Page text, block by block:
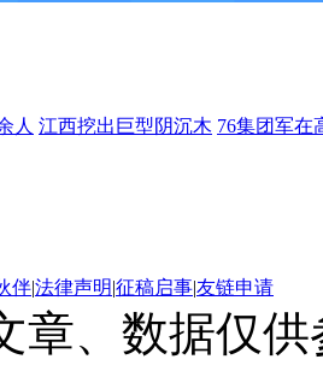
人 江西挖出巨型阴沉木 76集团军在
伴|法律声明|征稿启事|友链申请
章、数据仅